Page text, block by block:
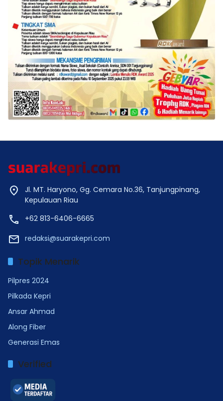
Jl. MT. Haryono, Gg. Cemara No.36, Tanjungpinang,
Kepulauan Riau
+62 813-6406-6665
redaksi@suarakepri.com
Topik Menarik
Pilpres 2024
Pilkada Kepri
Ansar Ahmad
Along Fiber
Generasi Emas
Verified